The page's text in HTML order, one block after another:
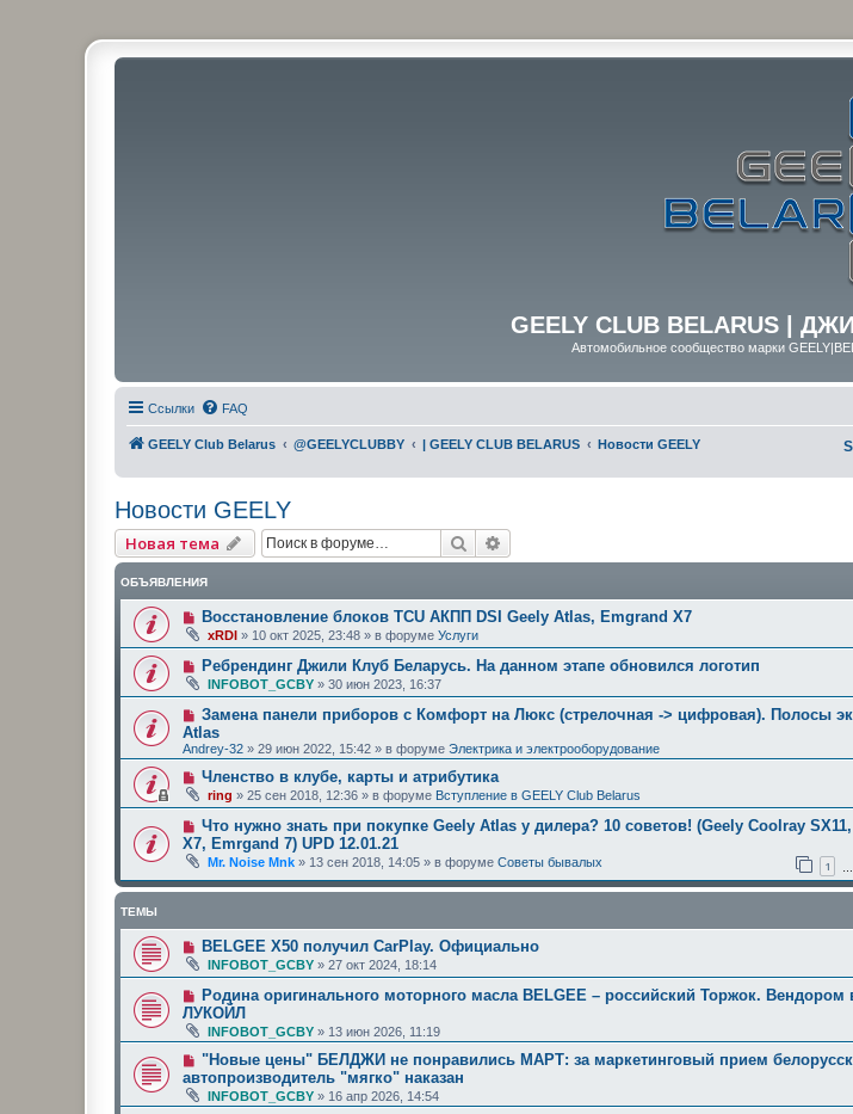
GEELY CLUB BELARUS |
Автомобильное сообщество марки
Ссылки FAQ
GEELY Club Belarus @GEELYCLUBBY | GEELY CLUB BELARUS Новости GEELY
Новости GEELY
Новая тема Поиск
ОБЪЯВЛЕНИЯ
Восстановление блоков TCU АКПП DSI Geely Atlas, Emgrand X7
xRDI » 10 окт 2025, 23:48 » в форуме Услуги
Ребрендинг Джили Клуб Беларусь. На данном этапе обновился логотип
INFOBOT_GCBY » 30 июн 2023, 16:37
Замена панели приборов с Комфорт на Люкс (стрелочная -> цифровая). Полосы
Atlas
Andrey-32 » 29 июн 2022, 15:42 » в форуме Электрика и электрооборудование
Членство в клубе, карты и атрибутика
ring » 25 сен 2018, 12:36 » в форуме Вступление в GEELY Club Belarus
Что нужно знать при покупке Geely Atlas у дилера? 10 советов! (Geely Coolray
X7, Emrgand 7) UPD 12.01.21
Mr. Noise Mnk » 13 сен 2018, 14:05 » в форуме Советы бывалых 1
ТЕМЫ
BELGEE X50 получил CarPlay. Официально
INFOBOT_GCBY » 27 окт 2024, 18:14
Родина оригинального моторного масла BELGEE – российский Торжок. Вендором
ЛУКОЙЛ
INFOBOT_GCBY » 13 июн 2026, 11:19
"Новые цены" БЕЛДЖИ не понравились МАРТ: за маркетинговый прием
автопроизводитель "мягко" наказан
INFOBOT_GCBY » 16 апр 2026, 14:54